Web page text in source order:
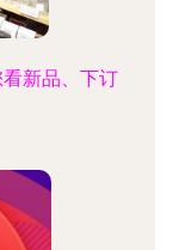
新品、下订